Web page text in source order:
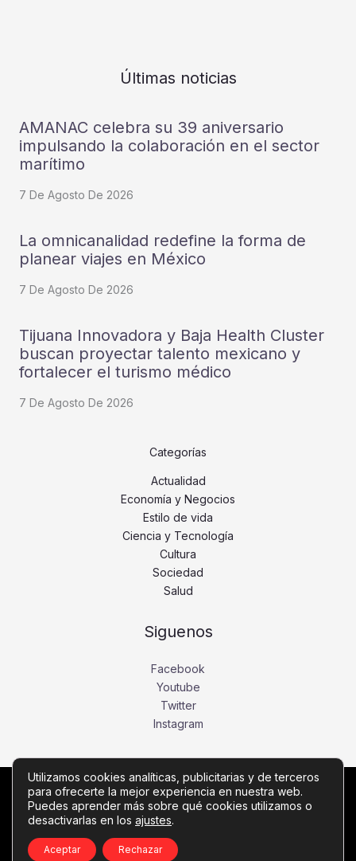
Últimas noticias
AMANAC celebra su 39 aniversario
impulsando la colaboración en el sector
marítimo
7 De Agosto De 2026
La omnicanalidad redefine la forma de
planear viajes en México
7 De Agosto De 2026
Tijuana Innovadora y Baja Health Cluster
buscan proyectar talento mexicano y
fortalecer el turismo médico
7 De Agosto De 2026
Categorías
Actualidad
Economía y Negocios
Estilo de vida
Ciencia y Tecnología
Cultura
Sociedad
Salud
Siguenos
Facebook
Youtube
Twitter
Instagram
Copyright © Todos los derechos reservados -
diariobajio.com
Política de privacidad-Política de cookies
Utilizamos cookies analíticas, publicitarias y de terceros
para ofrecerte la mejor experiencia en nuestra web.
Puedes aprender más sobre qué cookies utilizamos o
desactivarlas en los ajustes.
Aceptar Rechazar